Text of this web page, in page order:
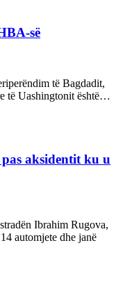
së
të Bagdadit,
të Uashingtonit është…
aksidentit ku u
Ibrahim Rugova,
automjete dhe janë